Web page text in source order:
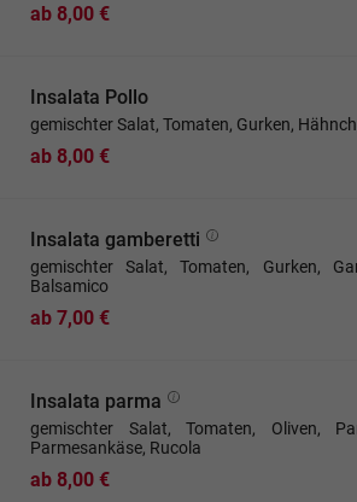
ab 8,00 €
Insalata Pollo
gemischter Salat, Tomaten, Gurken,
ab 8,00 €
Insalata gamberetti
gemischter Salat, Tomaten, Gurken,
Balsamico
ab 7,00 €
Insalata parma
gemischter Salat, Tomaten, Oliven,
Parmesankäse, Rucola
ab 8,00 €